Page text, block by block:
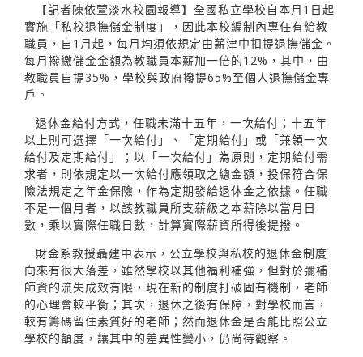
【記者陳依萱淡水校園報導】全國私立學校自本月1日起
實施「私校退撫儲金制度」，因此本校編制內專任有給教
職員，自1月起，每月均須依規定由薪津中扣提退撫儲金。
每月撥繳儲金金額為教職員本薪加一倍的12%，其中，由
教職員自提35%，學校與政府撥提65%至個人退撫儲金專
戶。
退休金給付方式，任職未滿十五年，一次給付；十五年
以上則可選擇「一次給付」、「定期給付」或「兼領一次
給付及定期給付」；以「一次給付」為原則，定期給付需
求者，則依規定以一次給付應領取之總金額，投保符合保
險法規定之年金保險，作為定期發給退休金之依據。任職
不足一個月者，以該教職員所支薪級之本薪除以當月日
數，乘以實際任職日數，計算實際薪資所得後提撥。
財金系教授聶建中表示，公立學校與私校的退休金制度
向來有很大落差，雖然學校以其他福利補強，但對於彌補
師資的流失成效有限，現在新的制度打破固有機制，老師
的心理會較平衡；其次，退休之後有保障，對學校而言，
較有籌碼留住素質好的老師；然而退休金是否能比照公立
學校的額度，讓其中的差異性變小，仍尚待觀察。